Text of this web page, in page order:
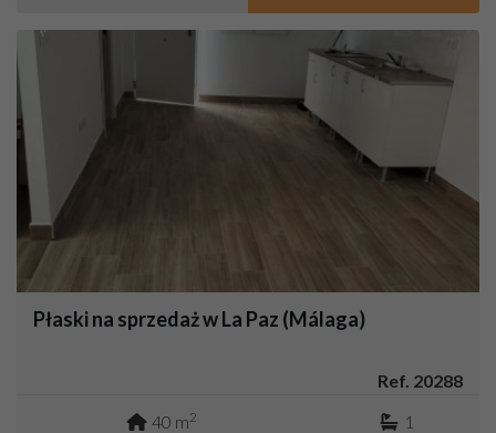
Płaski na sprzedaż w La Paz (Málaga)
Ref. 20288
40 m2 1